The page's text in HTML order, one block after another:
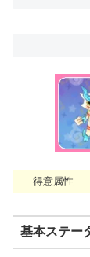
得意属性
基本ステー